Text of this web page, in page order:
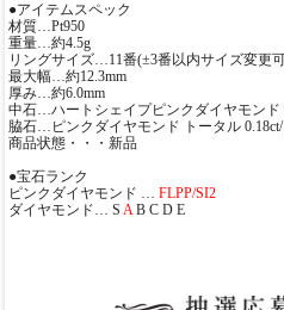
●アイテムスペック
材質…Pt950
重量…約4.5g
リングサイズ…11番(±3番以内サイズ変更
最大幅…約12.3mm
厚み…約6.0mm
中石…ハートシェイプピンクダイヤモンド
脇石…ピンクダイヤモンド トータル
商品状態・・・新品
●宝石ランク
ピンクダイヤモンド … FLPP/SI2
ダイヤモンド… S AB C D E